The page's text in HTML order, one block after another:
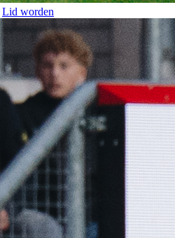
Lid worden